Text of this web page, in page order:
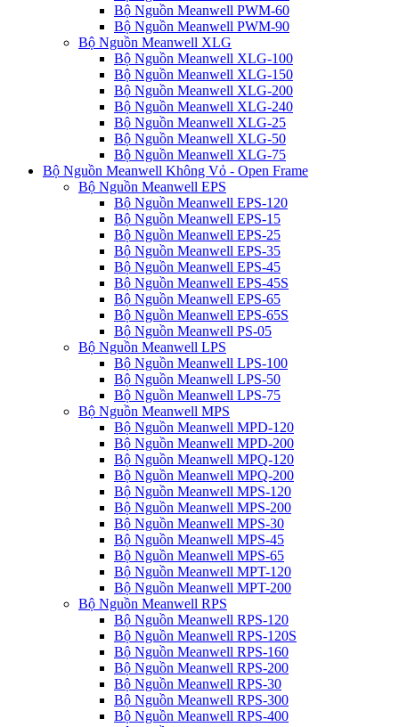
Bộ Nguồn Meanwell PWM-60
Bộ Nguồn Meanwell PWM-90
Bộ Nguồn Meanwell XLG
Bộ Nguồn Meanwell XLG-100
Bộ Nguồn Meanwell XLG-150
Bộ Nguồn Meanwell XLG-200
Bộ Nguồn Meanwell XLG-240
Bộ Nguồn Meanwell XLG-25
Bộ Nguồn Meanwell XLG-50
Bộ Nguồn Meanwell XLG-75
Bộ Nguồn Meanwell Không Vỏ - Open Frame
Bộ Nguồn Meanwell EPS
Bộ Nguồn Meanwell EPS-120
Bộ Nguồn Meanwell EPS-15
Bộ Nguồn Meanwell EPS-25
Bộ Nguồn Meanwell EPS-35
Bộ Nguồn Meanwell EPS-45
Bộ Nguồn Meanwell EPS-45S
Bộ Nguồn Meanwell EPS-65
Bộ Nguồn Meanwell EPS-65S
Bộ Nguồn Meanwell PS-05
Bộ Nguồn Meanwell LPS
Bộ Nguồn Meanwell LPS-100
Bộ Nguồn Meanwell LPS-50
Bộ Nguồn Meanwell LPS-75
Bộ Nguồn Meanwell MPS
Bộ Nguồn Meanwell MPD-120
Bộ Nguồn Meanwell MPD-200
Bộ Nguồn Meanwell MPQ-120
Bộ Nguồn Meanwell MPQ-200
Bộ Nguồn Meanwell MPS-120
Bộ Nguồn Meanwell MPS-200
Bộ Nguồn Meanwell MPS-30
Bộ Nguồn Meanwell MPS-45
Bộ Nguồn Meanwell MPS-65
Bộ Nguồn Meanwell MPT-120
Bộ Nguồn Meanwell MPT-200
Bộ Nguồn Meanwell RPS
Bộ Nguồn Meanwell RPS-120
Bộ Nguồn Meanwell RPS-120S
Bộ Nguồn Meanwell RPS-160
Bộ Nguồn Meanwell RPS-200
Bộ Nguồn Meanwell RPS-30
Bộ Nguồn Meanwell RPS-300
Bộ Nguồn Meanwell RPS-400